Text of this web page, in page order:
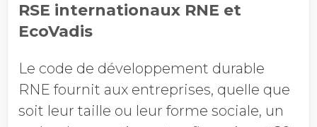
RSE internationaux RNE et
EcoVadis
Le code de développement durable
RNE fournit aux entreprises, quelle que
soit leur taille ou leur forme sociale, un